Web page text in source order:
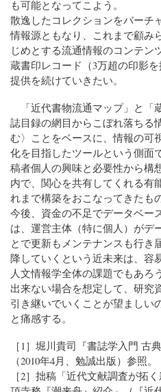
も可能となってこよう。
散逸したコレクションをバーチ
情報源ともなり、これまで顧み
じめとする流通情報のコンテン
蔵書印レコード（3万超の印影
提供を続けていきたい。
「近代書物流通マップ」と「
誌目録の網目からこぼれ落ちる
む〉ことをベースに、情報の可
化を目指したツールという側面
稿者個人の興味と必要性から構
内で、関心を共有してくれる有
れまで構築をおこなってきたも
今後、資金の不足でデータベー
は、運営主体（特に個人）がデ
とで更新もメンテナンスも行き
降していくという近未来は、容
人文情報学全体の課題でもあろ
出来ない場合を想定して、研究
引き継いでいくことが望ましい
と痛感する。
［1］堀川貴司『書誌学入門 古
（2010年4月、勉誠出版）参照。
［2］拙稿「近代文献調査が